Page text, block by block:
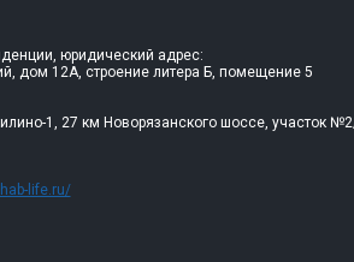
юридический адрес:
дом 12А, строение литера Б, помещение 5
1, 27 км Новорязанского шоссе, участок
life.ru/